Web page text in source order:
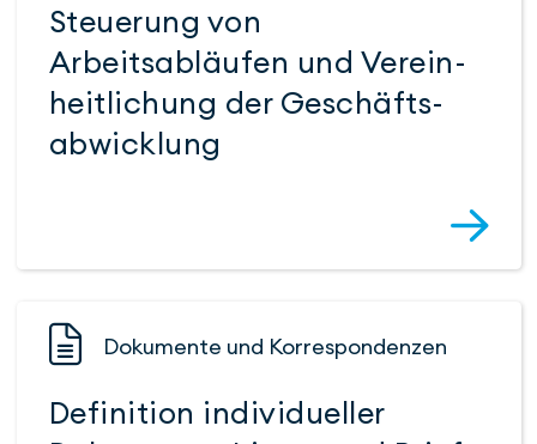
Steuerung von
Arbeitsabläufen und Verein­
heit­li­chung der Ge­schäfts­
abwicklung
Dokumente und Korres­pondenzen
Definition individueller